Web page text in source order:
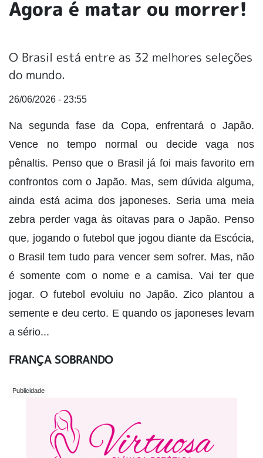
Agora é matar ou morrer!
O Brasil está entre as 32 melhores seleções
do mundo.
26/06/2026 - 23:55
Na segunda fase da Copa, enfrentará o Japão.
Vence no tempo normal ou decide vaga nos
pênaltis. Penso que o Brasil já foi mais favorito em
confrontos com o Japão. Mas, sem dúvida alguma,
ainda está acima dos japoneses. Seria uma meia
zebra perder vaga às oitavas para o Japão. Penso
que, jogando o futebol que jogou diante da Escócia,
o Brasil tem tudo para vencer sem sofrer. Mas, não
é somente com o nome e a camisa. Vai ter que
jogar. O futebol evoluiu no Japão. Zico plantou a
semente e deu certo. E quando os japoneses levam
a sério...
FRANÇA SOBRANDO